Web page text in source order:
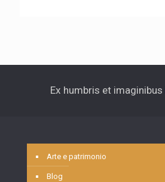
Ex humbris et imaginibus
Arte e patrimonio
Blog